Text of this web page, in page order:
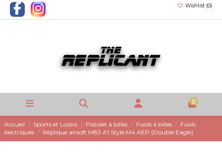
Wishlist (0)
0
Accueil Sports et Loisirs Pistolet à billes Fusils à billes
Fusils
électriques
Réplique airsoft M83 A1 Style M4 AEP (Double Eagle)